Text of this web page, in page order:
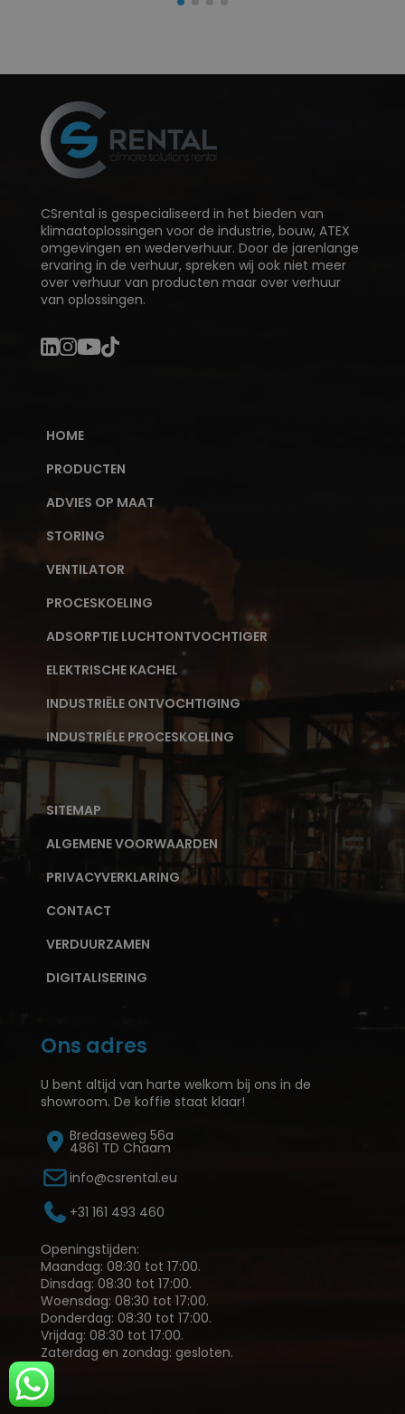
CSrental is gespecialiseerd in het bieden van
klimaatoplossingen voor de industrie, bouw, ATEX
omgevingen en wederverhuur. Door de jarenlange
ervaring in de verhuur, spreken wij ook niet meer
over verhuur van producten maar over verhuur
van oplossingen.
HOME
PRODUCTEN
ADVIES OP MAAT
STORING
VENTILATOR
PROCESKOELING
ADSORPTIE LUCHTONTVOCHTIGER
ELEKTRISCHE KACHEL
INDUSTRIËLE ONTVOCHTIGING
INDUSTRIËLE PROCESKOELING
SITEMAP
ALGEMENE VOORWAARDEN
PRIVACYVERKLARING
CONTACT
VERDUURZAMEN
DIGITALISERING
Ons adres
U bent altijd van harte welkom bij ons in de
showroom. De koffie staat klaar!
Bredaseweg 56a
4861 TD Chaam
info@csrental.eu
+31 161 493 460
Openingstijden:
Maandag: 08:30 tot 17:00.
Dinsdag: 08:30 tot 17:00.
Woensdag: 08:30 tot 17:00.
Donderdag: 08:30 tot 17:00.
Vrijdag: 08:30 tot 17:00.
Zaterdag en zondag: gesloten.